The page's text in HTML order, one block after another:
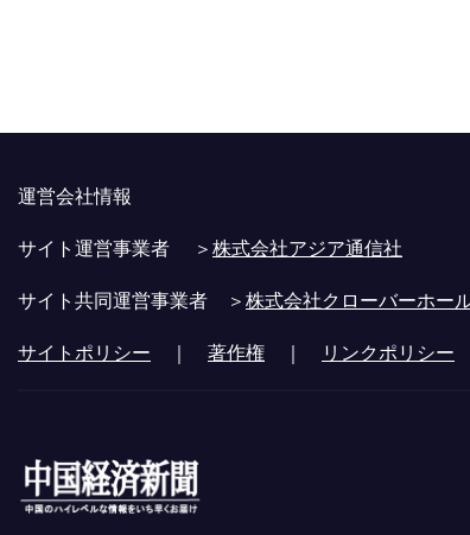
運営会社情報
サイト運営事業者 ＞株式会社アジア通信社
サイト共同運営事業者 ＞株式会社クローバーホー
サイトポリシー ｜ 著作権 ｜ リンクポリシー